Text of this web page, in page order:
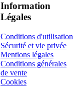
Information
Légales
Conditions d'utilisation
Sécurité et vie privée
Mentions légales
Conditions générales
de vente
Cookies